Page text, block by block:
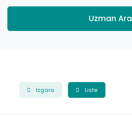
Uzman Ara
Izgara Liste